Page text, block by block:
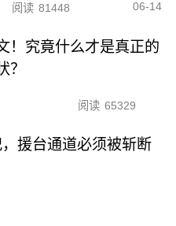
阅读 81448 06-14
！究竟什么才是真正的
？
阅读 65329
援台通道必须被斩断